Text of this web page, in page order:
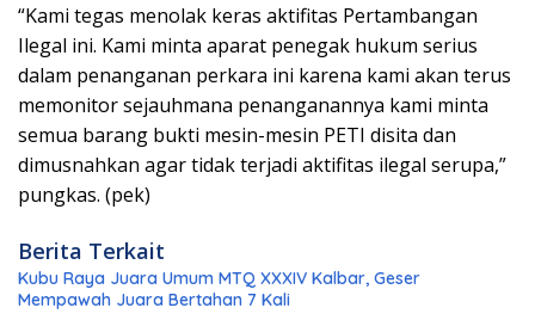
“Kami tegas menolak keras aktifitas Pertambangan
Ilegal ini. Kami minta aparat penegak hukum serius
dalam penanganan perkara ini karena kami akan terus
memonitor sejauhmana penanganannya kami minta
semua barang bukti mesin-mesin PETI disita dan
dimusnahkan agar tidak terjadi aktifitas ilegal serupa,”
pungkas. (pek)
Berita Terkait
Kubu Raya Juara Umum MTQ XXXIV Kalbar, Geser
Mempawah Juara Bertahan 7 Kali